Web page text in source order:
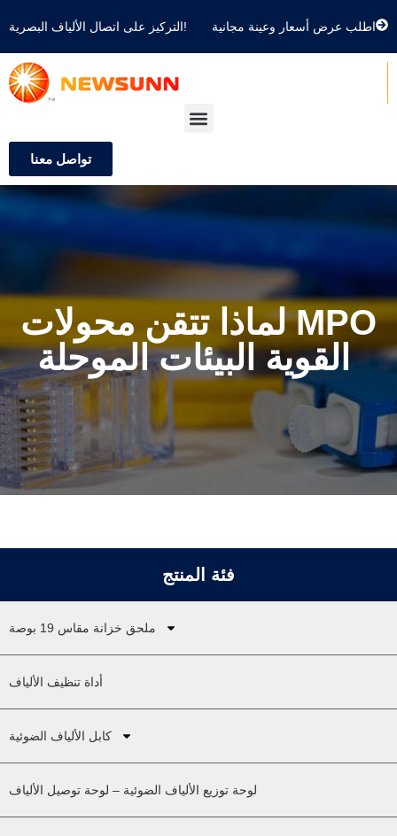
التركيز على اتصال الألياف البصرية! اطلب عرض أسعار وعينة مجانية
تواصل معنا
لماذا تتقن محولات MPO
القوية البيئات الموحلة
فئة المنتج
ملحق خزانة مقاس 19 بوصة
أداة تنظيف الألياف
كابل الألياف الضوئية
لوحة توزيع الألياف الضوئية – لوحة توصيل الألياف